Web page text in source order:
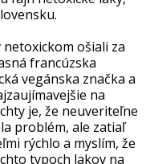
ošiali za
francúzska
vegánska značka a
na
je, že neuveriteľne
problém, ale zatiaľ
rýchlo a myslím, že
typoch lakov na